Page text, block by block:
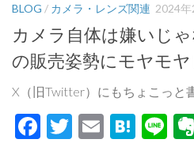
BLOG / カメラ・レンズ関連 2024年
カメラ自体は嫌いじ
の販売姿勢にモヤモ
X（旧Twitter）にもちょこっと
Facebook
Twitter
Email